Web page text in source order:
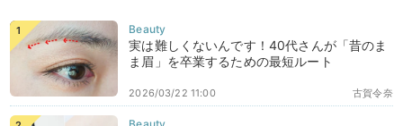
実は難しくないんです！40代さんが「昔のま
ま眉」を卒業するための最短ルート
古賀令奈
2026/03/22 11:00